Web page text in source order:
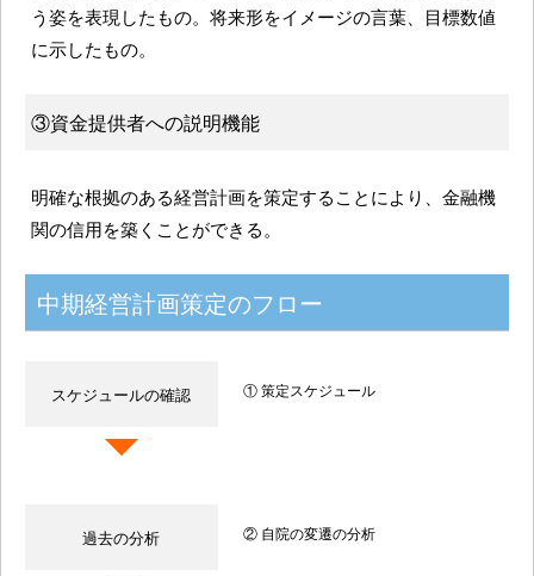
う姿を表現したもの。将来形をイメージの言葉、目標数値
に示したもの。
③資金提供者への説明機能
明確な根拠のある経営計画を策定することにより、金融機
関の信用を築くことができる。
中期経営計画策定のフロー
スケジュールの確認 ① 策定スケジュール
過去の分析 ② 自院の変遷の分析